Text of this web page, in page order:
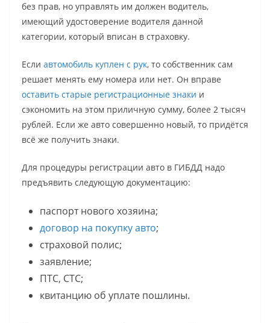
без прав, но управлять им должен водитель,
имеющий удостоверение водителя данной
категории, который вписан в страховку.
Если автомобиль куплен с рук, то собственник сам
решает менять ему номера или нет. Он вправе
оставить старые регистрационные знаки и
сэкономить на этом приличную сумму, более 2 тысяч
рублей. Если же авто совершенно новый, то придётся
всё же получить знаки.
Для процедуры регистрации авто в ГИБДД надо
предъявить следующую документацию:
паспорт нового хозяина;
договор на покупку авто;
страховой полис;
заявление;
ПТС, СТС;
квитанцию об уплате пошлины.